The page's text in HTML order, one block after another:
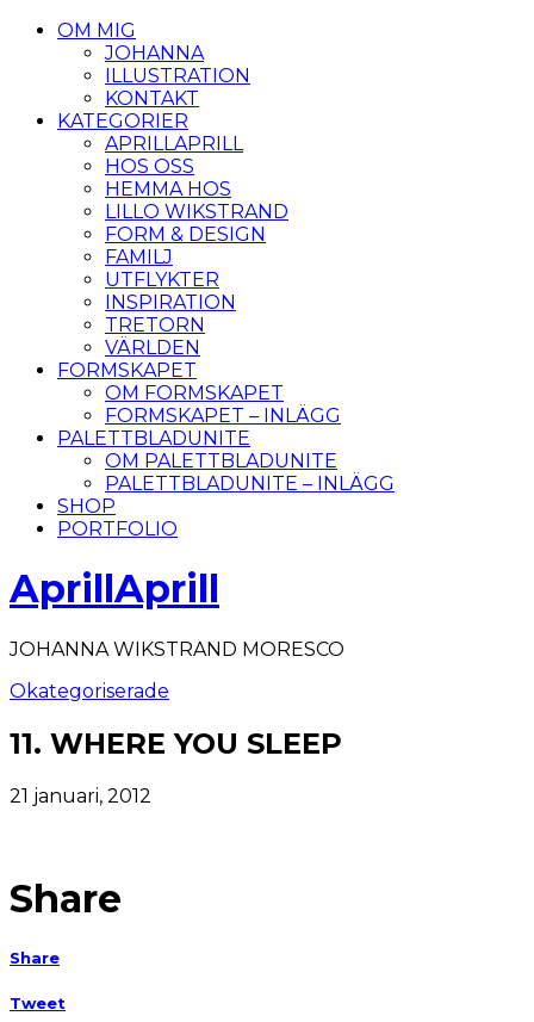
OM MIG
JOHANNA
ILLUSTRATION
KONTAKT
KATEGORIER
APRILLAPRILL
HOS OSS
HEMMA HOS
LILLO WIKSTRAND
FORM & DESIGN
FAMILJ
UTFLYKTER
INSPIRATION
TRETORN
VÄRLDEN
FORMSKAPET
OM FORMSKAPET
FORMSKAPET – INLÄGG
PALETTBLADUNITE
OM PALETTBLADUNITE
PALETTBLADUNITE – INLÄGG
SHOP
PORTFOLIO
AprillAprill
JOHANNA WIKSTRAND MORESCO
Okategoriserade
11. WHERE YOU SLEEP
21 januari, 2012
Share
Share
Tweet